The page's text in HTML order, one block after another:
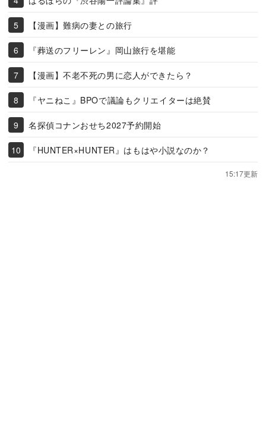
【漫画】難病の妻との旅行
『葬送のフリーレン』岡山旅行を堪能
【漫画】不老不死の男に恋人ができたら？
『ヤニねこ』BPOで議論もクリエイターは絶賛
名探偵コナンおせち2027予約開始
『HUNTER×HUNTER』はもはや小説なのか？
15:17更新